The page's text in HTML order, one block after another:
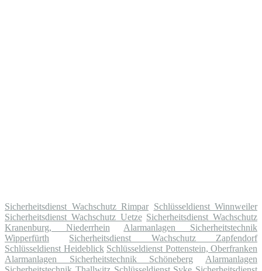
Sicherheitsdienst Wachschutz Rimpar Schlüsseldienst Winnweiler
Sicherheitsdienst Wachschutz Uetze Sicherheitsdienst Wachschutz
Kranenburg, Niederrhein
Alarmanlagen Sicherheitstechnik
Wipperfürth
Sicherheitsdienst Wachschutz Zapfendorf
Schlüsseldienst Heideblick Schlüsseldienst Pottenstein, Oberfranken
Alarmanlagen Sicherheitstechnik Schöneberg
Alarmanlagen